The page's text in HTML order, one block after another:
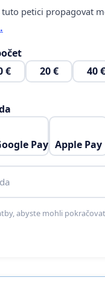
petici propagovat
€ 20 € 40 €
Pay Apple Pay
abyste mohli